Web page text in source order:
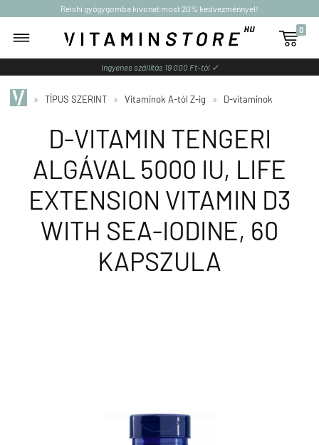
Reishi gyógygomba kivonat most 20% kedvezménnyel!

0
Ingyenes szállítás 19 000 Ft-tól ✓
» TÍPUS SZERINT » Vitaminok A-tól Z-ig » D-vitaminok
D-VITAMIN TENGERI
ALGÁVAL 5000 IU, LIFE
EXTENSION VITAMIN D3
WITH SEA-IODINE, 60
KAPSZULA